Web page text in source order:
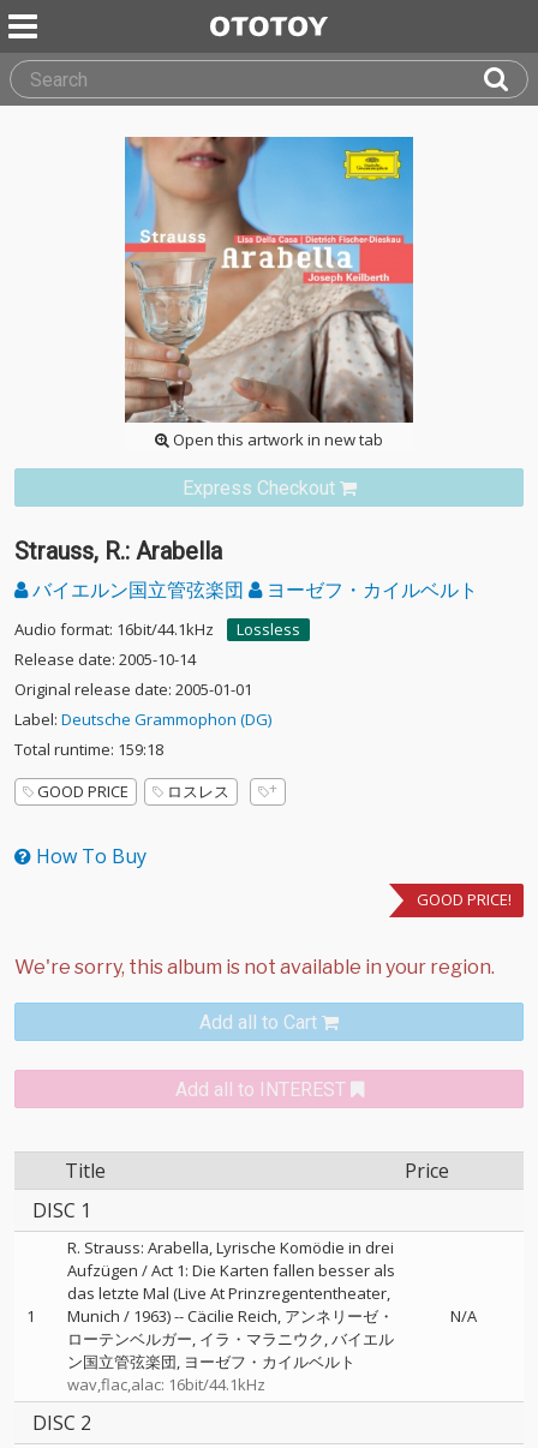
Open this artwork in new tab
Express Checkout
Strauss, R.: Arabella
バイエルン国立管弦楽団 ヨーゼフ・カイルベルト
Audio format: 16bit/44.1kHz
Lossless
Release date: 2005-10-14
Original release date: 2005-01-01
Label: Deutsche Grammophon (DG)
Total runtime: 159:18
GOOD PRICE
ロスレス
How To Buy
GOOD PRICE!
Add all to Cart
Add all to INTEREST
Title
Price
DISC 1
1
R. Strauss: Arabella, Lyrische Komödie in drei
Aufzügen / Act 1: Die Karten fallen besser als
das letzte Mal (Live At Prinzregententheater,
Munich / 1963)--Cäcilie Reich アンネリーゼ・
ローテンベルガー イラ・マラニウク バイエル
ン国立管弦楽団 ヨーゼフ・カイルベルト
wav,flac,alac: 16bit/44.1kHz
N/A
DISC 2